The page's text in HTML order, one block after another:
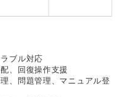
ブル対応
、回復操作支援
、問題管理、マニュアル登